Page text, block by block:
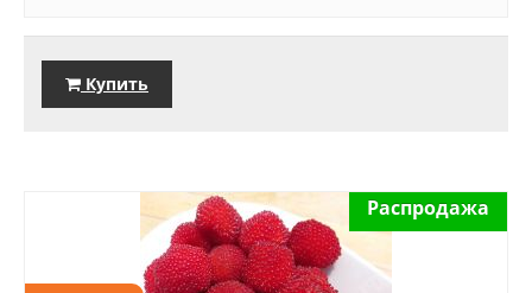
Купить
Распродажа